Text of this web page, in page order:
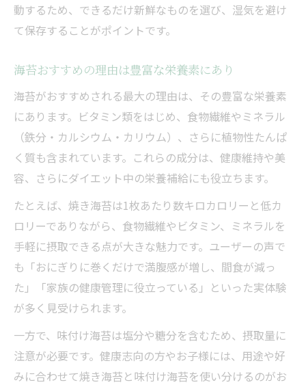
動するため、できるだけ新鮮なものを選び、湿気を避け
て保存することがポイントです。
海苔おすすめの理由は豊富な栄養素にあり
海苔がおすすめされる最大の理由は、その豊富な栄養素
にあります。ビタミン類をはじめ、食物繊維やミネラル
（鉄分・カルシウム・カリウム）、さらに植物性たんぱ
く質も含まれています。これらの成分は、健康維持や美
容、さらにダイエット中の栄養補給にも役立ちます。
たとえば、焼き海苔は1枚あたり数キロカロリーと低カ
ロリーでありながら、食物繊維やビタミン、ミネラルを
手軽に摂取できる点が大きな魅力です。ユーザーの声で
も「おにぎりに巻くだけで満腹感が増し、間食が減っ
た」「家族の健康管理に役立っている」といった実体験
が多く見受けられます。
一方で、味付け海苔は塩分や糖分を含むため、摂取量に
注意が必要です。健康志向の方やお子様には、用途や好
みに合わせて焼き海苔と味付け海苔を使い分けるのがお